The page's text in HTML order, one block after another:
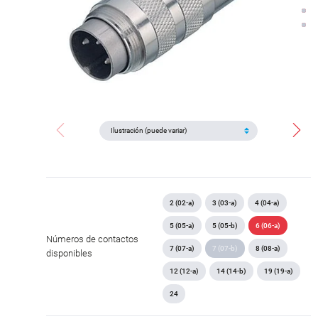
Números de contactos
disponibles
2 (02-a) 3 (03-a) 4 (04-a)
5 (05-a) 5 (05-b) 6 (06-a)
7 (07-a) 7 (07-b) 8 (08-a)
12 (12-a) 14 (14-b) 19 (19-a)
24